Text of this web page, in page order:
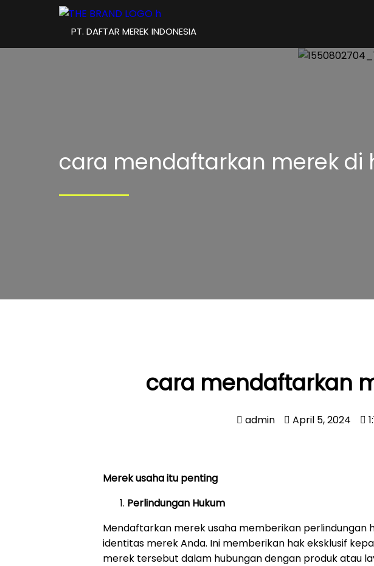
PT. DAFTAR MEREK INDONESIA
cara mendaftarkan merek di
cara mendaftarkan
admin April 5, 2024
Merek usaha itu penting
Perlindungan Hukum
Mendaftarkan merek usaha memberikan perlindungan
identitas merek Anda. Ini memberikan hak eksklusif
merek tersebut dalam hubungan dengan produk atau